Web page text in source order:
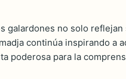
galardones no solo reflejan
continúa inspirando a
poderosa para la